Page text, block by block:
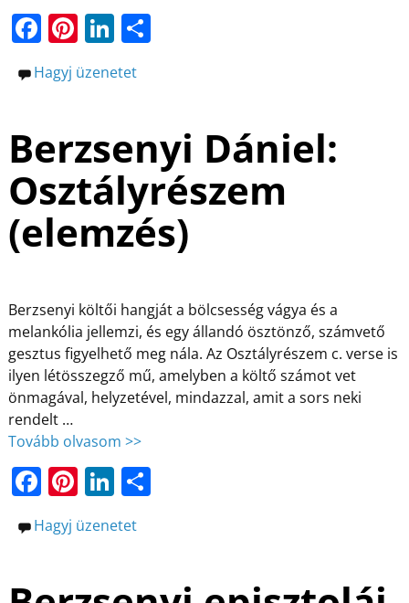
F
a
c
b
o
o
k
Pi
nt
er
st
Li
n
k
dI
n
O
m
e
g
Hagyj üzenetet
Berzsenyi Dániel:
Osztályrészem
(elemzés)
Berzsenyi költői hangját a bölcsesség vágya és a
melankólia jellemzi, és egy állandó ösztönző, számvető
gesztus figyelhető meg nála. Az Osztályrészem c. verse is
ilyen létösszegző mű, amelyben a költő számot vet
önmagával, helyzetével, mindazzal, amit a sors neki
rendelt …
Tovább olvasom >>
F
a
c
Pi
nt
er
Li
n
k
O
Hagyj üzenetet